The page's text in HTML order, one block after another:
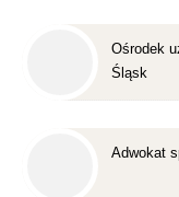
Ośrodek
Śląsk
Adwokat